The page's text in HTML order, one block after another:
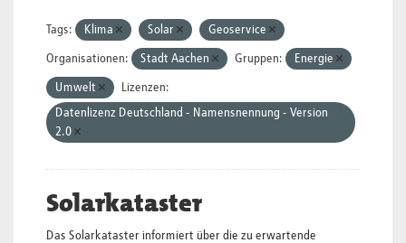
Tags: Klima Solar Geoservice
Organisationen: Stadt Aachen Gruppen: Energie
Umwelt
Lizenzen:
Datenlizenz Deutschland - Namensnennung - Version
2.0
Solarkataster
Das Solarkataster informiert über die zu erwartende